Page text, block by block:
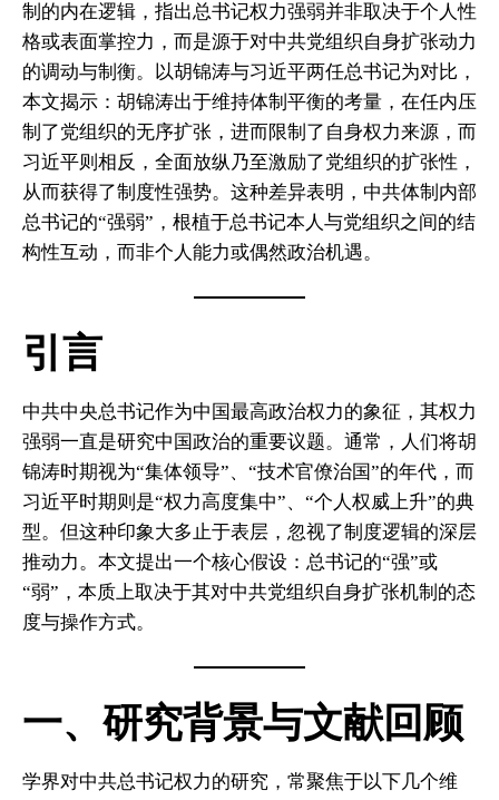
制的内在逻辑，指出总书记权力强弱并非取决于个人性
格或表面掌控力，而是源于对中共党组织自身扩张动力
的调动与制衡。以胡锦涛与习近平两任总书记为对比，
本文揭示：胡锦涛出于维持体制平衡的考量，在任内压
制了党组织的无序扩张，进而限制了自身权力来源，而
习近平则相反，全面放纵乃至激励了党组织的扩张性，
从而获得了制度性强势。这种差异表明，中共体制内部
总书记的“强弱”，根植于总书记本人与党组织之间的结
构性互动，而非个人能力或偶然政治机遇。
引言
中共中央总书记作为中国最高政治权力的象征，其权力
强弱一直是研究中国政治的重要议题。通常，人们将胡
锦涛时期视为“集体领导”、“技术官僚治国”的年代，而
习近平时期则是“权力高度集中”、“个人权威上升”的典
型。但这种印象大多止于表层，忽视了制度逻辑的深层
推动力。本文提出一个核心假设：总书记的“强”或
“弱”，本质上取决于其对中共党组织自身扩张机制的态
度与操作方式。
一、研究背景与文献回顾
学界对中共总书记权力的研究，常聚焦于以下几个维